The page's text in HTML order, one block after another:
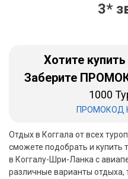
3*
Хотите
Заберите
1000
ПРОМОКОД
Отдых в Коггала от всех
сможете подобрать и купить
в Коггалу-Шри-Ланка с
различные варианты отдыха,
Хайнань
Занзибар
Абхазия